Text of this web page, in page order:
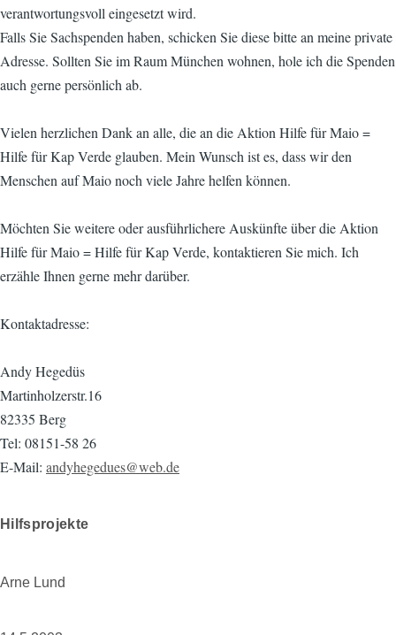
verantwortungsvoll eingesetzt wird.
Falls Sie Sachspenden haben, schicken Sie diese bitte an meine private
Adresse. Sollten Sie im Raum München wohnen, hole ich die Spenden
auch gerne persönlich ab.
Vielen herzlichen Dank an alle, die an die Aktion Hilfe für Maio =
Hilfe für Kap Verde glauben. Mein Wunsch ist es, dass wir den
Menschen auf Maio noch viele Jahre helfen können.
Möchten Sie weitere oder ausführlichere Auskünfte über die Aktion
Hilfe für Maio = Hilfe für Kap Verde, kontaktieren Sie mich. Ich
erzähle Ihnen gerne mehr darüber.
Kontaktadresse:
Andy Hegedüs
Martinholzerstr.16
82335 Berg
Tel: 08151-58 26
E-Mail: andyhegedues@web.de
Hilfsprojekte
Arne Lund